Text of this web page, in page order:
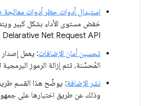
استبدال أدوات حظر أدوات معالجة
خفض مستوى الأداء بشكل كبير
Delarative Net Request API للإضافات بحظر محتوى الويب أو تعديله بأذونات أقل وبدون عرقلة الأداء.
تحسين أمان الإضافات
المُحسَّنة، تتم إزالة الرموز
نشر الإضافة
وذلك عن طريق اختبارها على